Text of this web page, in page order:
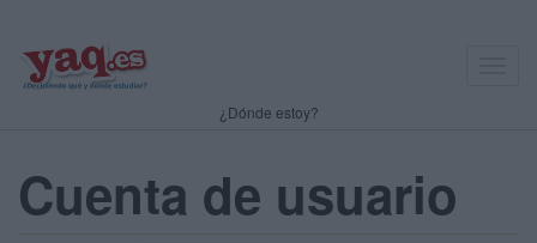
¿Dónde estoy?
Cuenta de usuario